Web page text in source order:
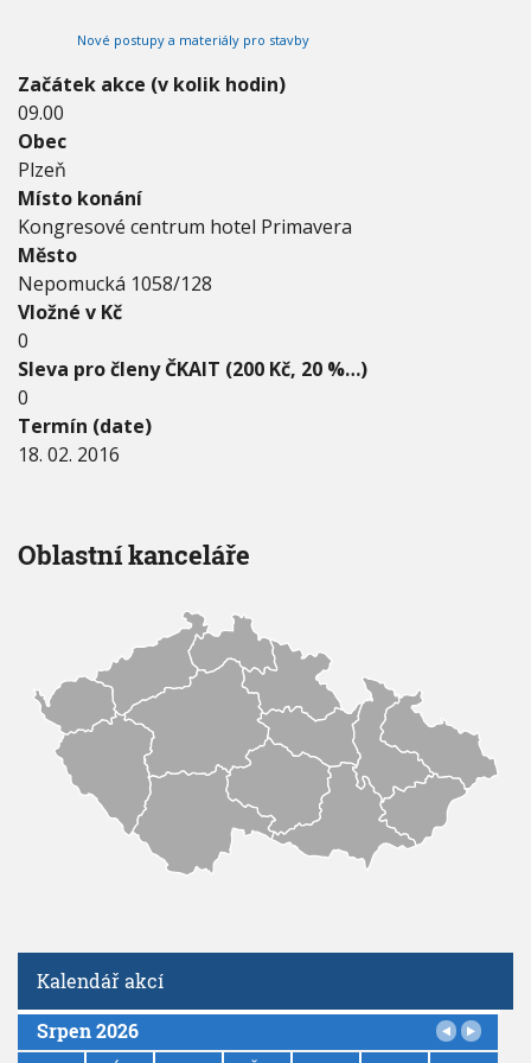
E
-
1
8
.
2
.
2
0
1
6
Nové postupy a materiály pro stavby
Začátek akce (v kolik hodin)
09.00
Obec
Plzeň
Místo konání
Kongresové centrum hotel Primavera
Město
Nepomucká 1058/128
Vložné v Kč
0
Sleva pro členy ČKAIT (200 Kč, 20 %…)
0
Termín (date)
18. 02. 2016
Oblastní kanceláře
Kalendář akcí
P
Srpen 2026